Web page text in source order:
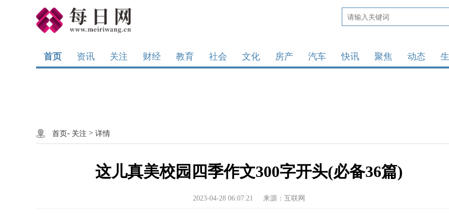
首页 资讯 关注 财经 教育 社会 文化 房产 汽车 快讯 聚焦 动态
首页- 关注 > 详情
这儿真美校园四季作文300字开头(必备36篇)
2023-04-28 06:07:21 来源：互联网